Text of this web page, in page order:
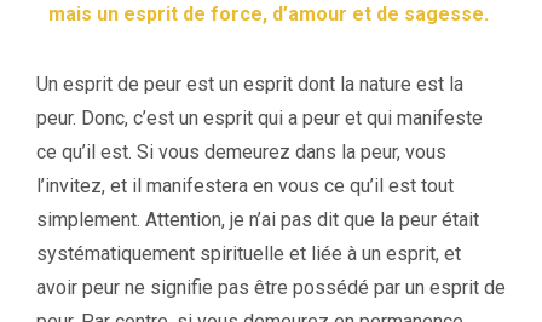
mais un esprit de force, d’amour et de sagesse.
Un esprit de peur est un esprit dont la nature est la
peur. Donc, c’est un esprit qui a peur et qui manifeste
ce qu’il est. Si vous demeurez dans la peur, vous
l’invitez, et il manifestera en vous ce qu’il est tout
simplement. Attention, je n’ai pas dit que la peur était
systématiquement spirituelle et liée à un esprit, et
avoir peur ne signifie pas être possédé par un esprit de